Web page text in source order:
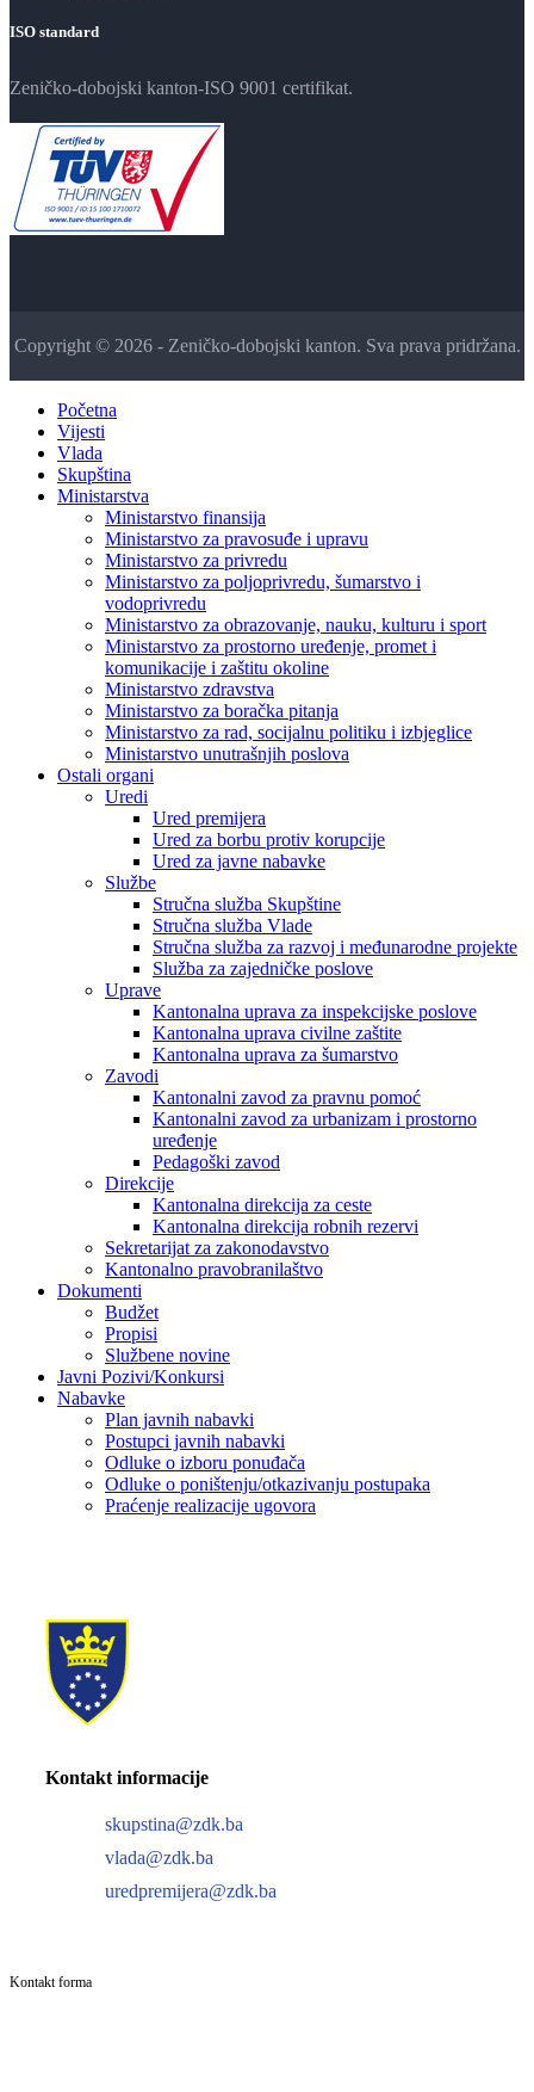
ISO standard
Zeničko-dobojski kanton-ISO 9001 certifikat.
Copyright © 2026 - Zeničko-dobojski kanton. Sva prava pridržana.
Početna
Vijesti
Vlada
Skupština
Ministarstva
Ministarstvo finansija
Ministarstvo za pravosuđe i upravu
Ministarstvo za privredu
Ministarstvo za poljoprivredu, šumarstvo i
vodoprivredu
Ministarstvo za obrazovanje, nauku, kulturu i sport
Ministarstvo za prostorno uređenje, promet i
komunikacije i zaštitu okoline
Ministarstvo zdravstva
Ministarstvo za boračka pitanja
Ministarstvo za rad, socijalnu politiku i izbjeglice
Ministarstvo unutrašnjih poslova
Ostali organi
Uredi
Ured premijera
Ured za borbu protiv korupcije
Ured za javne nabavke
Službe
Stručna služba Skupštine
Stručna služba Vlade
Stručna služba za razvoj i međunarodne projekte
Služba za zajedničke poslove
Uprave
Kantonalna uprava za inspekcijske poslove
Kantonalna uprava civilne zaštite
Kantonalna uprava za šumarstvo
Zavodi
Kantonalni zavod za pravnu pomoć
Kantonalni zavod za urbanizam i prostorno
uređenje
Pedagoški zavod
Direkcije
Kantonalna direkcija za ceste
Kantonalna direkcija robnih rezervi
Sekretarijat za zakonodavstvo
Kantonalno pravobranilaštvo
Dokumenti
Budžet
Propisi
Službene novine
Javni Pozivi/Konkursi
Nabavke
Plan javnih nabavki
Postupci javnih nabavki
Odluke o izboru ponuđača
Odluke o poništenju/otkazivanju postupaka
Praćenje realizacije ugovora
Kontakt informacije
skupstina@zdk.ba
vlada@zdk.ba
uredpremijera@zdk.ba
Kontakt forma